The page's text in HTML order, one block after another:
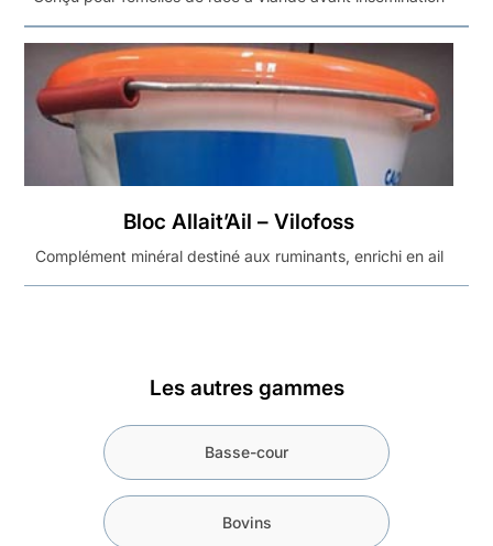
Bloc Allait’Ail – Vilofoss
Complément minéral destiné aux ruminants, enrichi en ail
Les autres gammes
Basse-cour
Bovins